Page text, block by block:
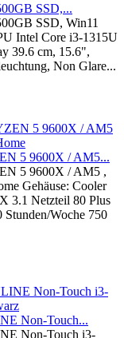
SSD,...
SSD, Win11
Intel Core i3-1315U
39.6 cm, 15.6",
Non Glare...
5 9600X / AM5...
5 9600X / AM5 ,
Gehäuse: Cooler
3.1 Netzteil 80 Plus
Stunden/Woche 750
Non-Touch...
Non-Touch i3-